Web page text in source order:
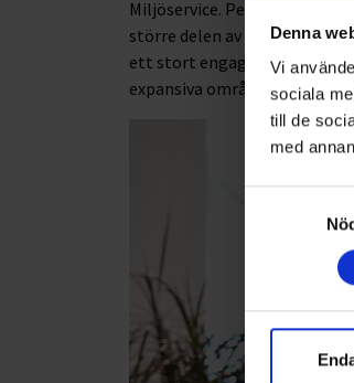
Denna
Vi
sociala
till de
med
Miljöservice. Peter kommer
större delen av sin karriär åt
ett stort engagemang för
expansiva områden.